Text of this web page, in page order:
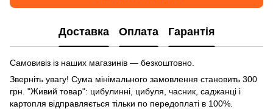
Доставка Оплата Гарантія
Самовивіз із наших магазинів — безкоштовно.
Зверніть увагу! Сума мінімального замовлення становить 300
грн. "Живий товар": цибулинні, цибуля, часник, саджанці і
картопля відправляється тільки по передоплаті в 100%.